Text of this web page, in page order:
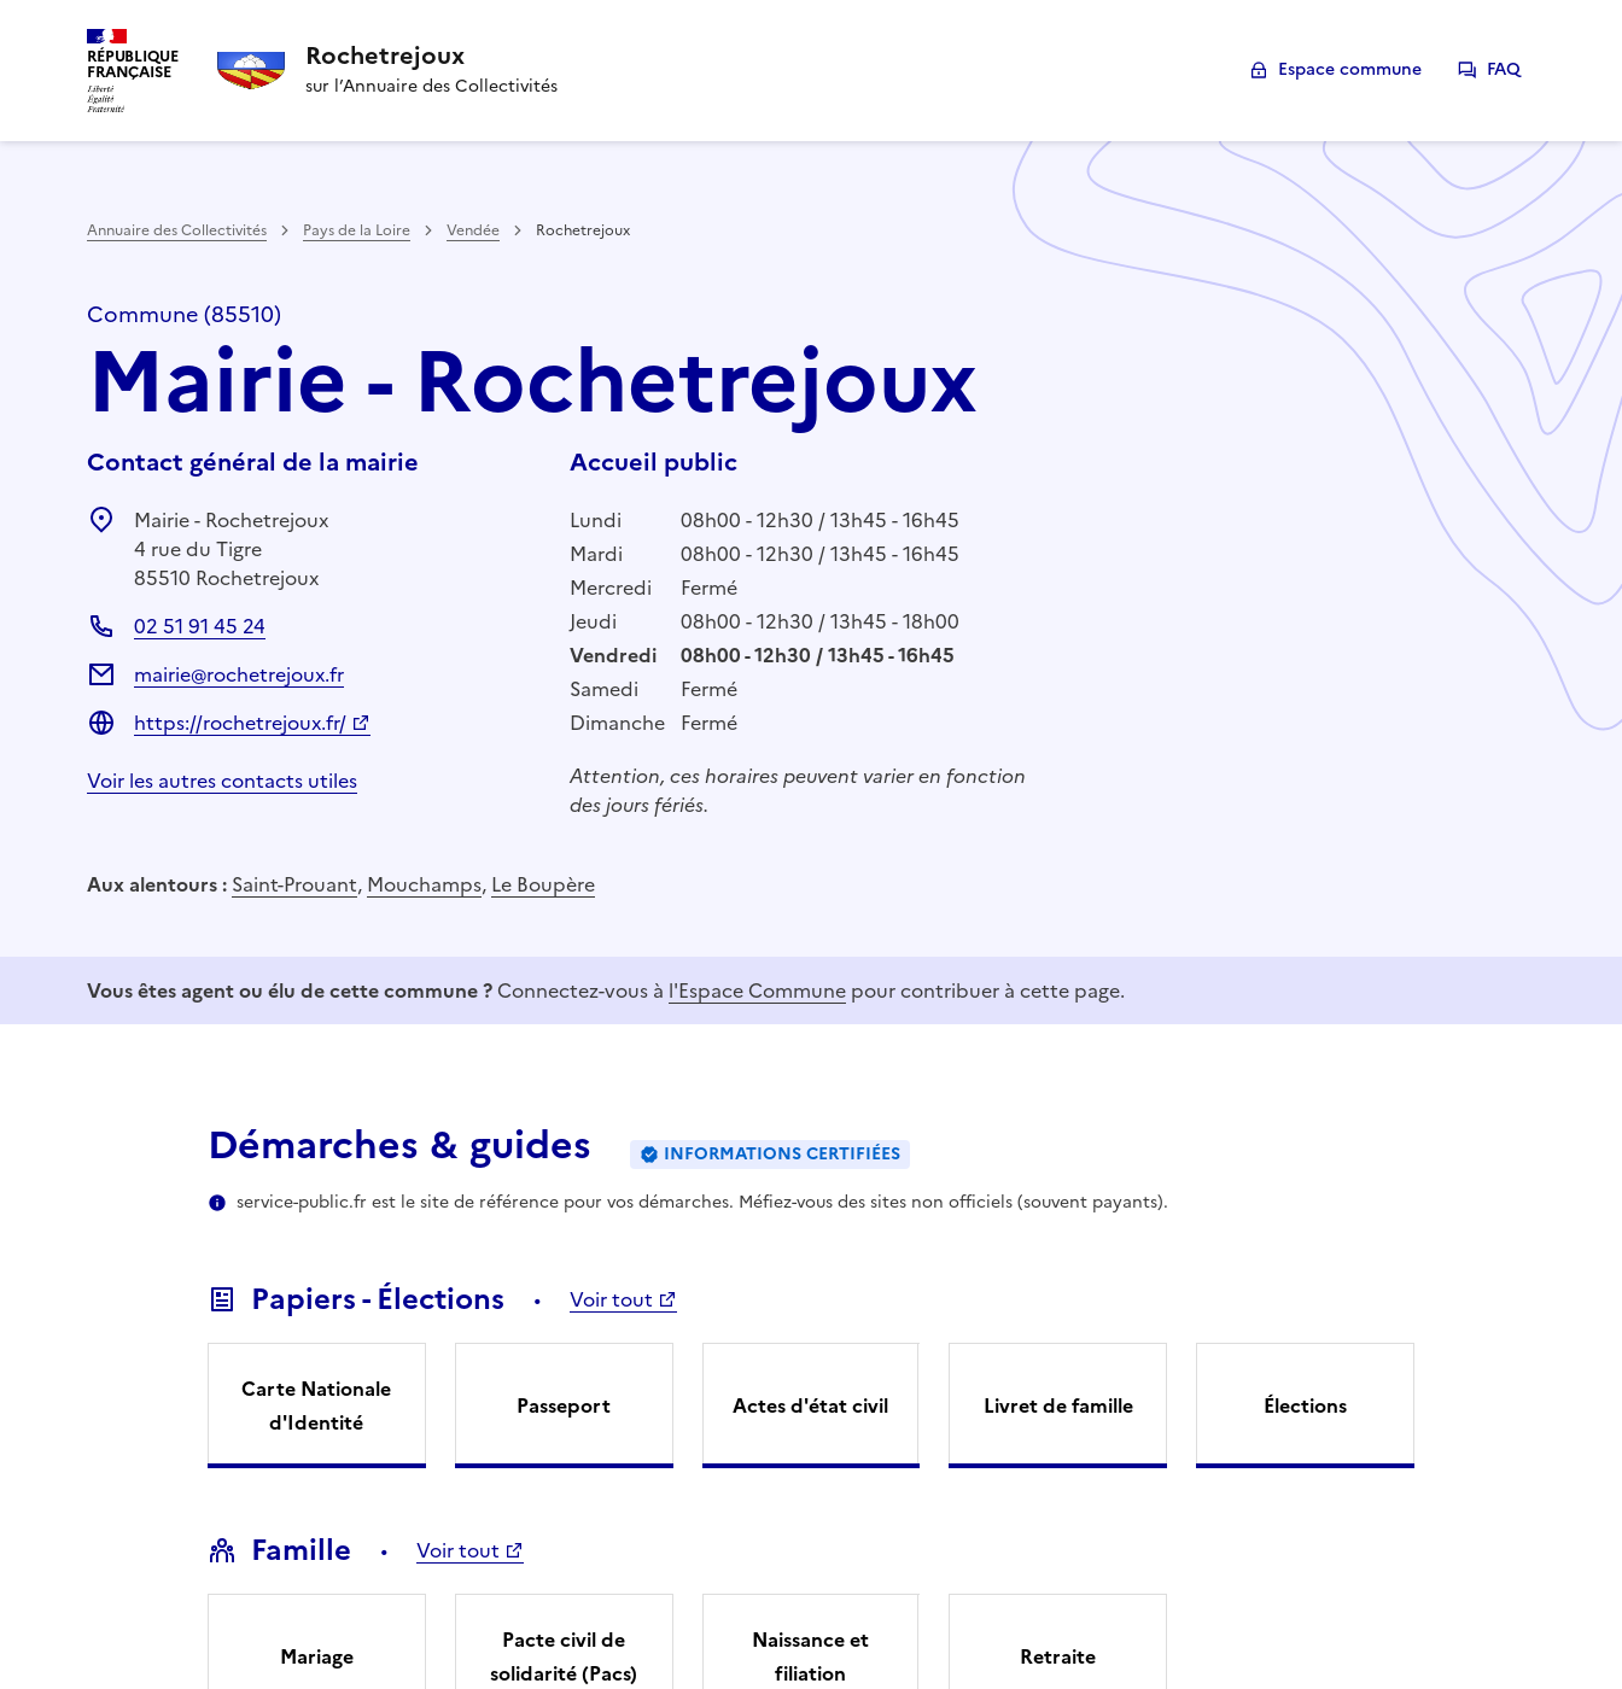
RÉPUBLIQUE
FRANÇAISE Rochetrejoux
sur l’Annuaire des Collectivités
Espace commune FAQ
Annuaire des Collectivités Pays de la Loire Vendée Rochetrejoux
Commune (85510)
Mairie - Rochetrejoux
Contact général de la mairie
Mairie - Rochetrejoux
4 rue du Tigre
85510 Rochetrejoux
02 51 91 45 24
mairie@rochetrejoux.fr
https://rochetrejoux.fr/
Voir les autres contacts utiles
Accueil public
Lundi
08h00 - 12h30 / 13h45 - 16h45
Mardi
08h00 - 12h30 / 13h45 - 16h45
Mercredi
Fermé
Jeudi
08h00 - 12h30 / 13h45 - 18h00
Vendredi
08h00 - 12h30 / 13h45 - 16h45
Samedi
Fermé
Dimanche Fermé
Attention, ces horaires peuvent varier en fonction
des jours fériés.
Aux alentours : Saint-Prouant, Mouchamps, Le Boupère
Vous êtes agent ou élu de cette commune ? Connectez-vous à l'Espace Commune pour contribuer à cette page.
Démarches & guides
INFORMATIONS CERTIFIÉES
service-public.fr est le site de référence pour vos démarches. Méfiez-vous des sites non officiels (souvent payants).
Papiers - Élections Voir tout
Carte Nationale
d'Identité
Passeport Actes d'état civil Livret de famille Élections
Famille Voir tout
Mariage
Pacte civil de
solidarité (Pacs)
Naissance et
filiation
Retraite